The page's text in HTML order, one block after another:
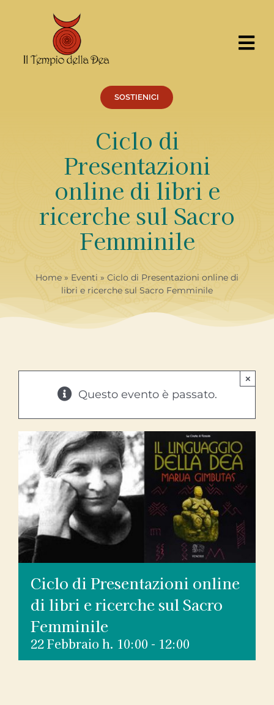
contenuto
Centro Ricerche
Contatti
SOSTIENICI
Ciclo di
Presentazioni
online di libri e
ricerche sul Sacro
Femminile
Home » Eventi » Ciclo di Presentazioni online di
libri e ricerche sul Sacro Femminile
Questo evento è passato.
×
Ciclo di Presentazioni online
di libri e ricerche sul Sacro
Femminile
22 Febbraio h. 10:00 - 12:00